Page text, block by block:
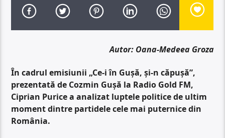
Autor: Oana-Medeea Groza
În cadrul emisiunii „Ce-i în Gușă, și-n căpușă”,
prezentată de Cozmin Gușă la Radio Gold FM,
Ciprian Purice a analizat luptele politice de ultim
moment dintre partidele cele mai puternice din
România.